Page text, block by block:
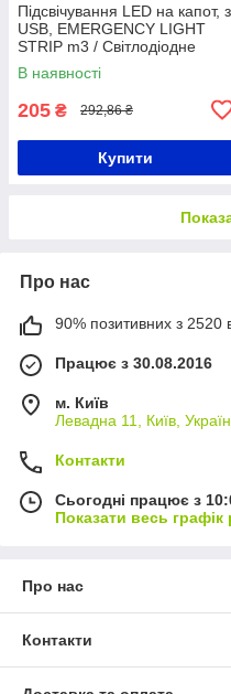
Підсвічування LED на капот, з
USB, EMERGENCY LIGHT
STRIP m3 / Світлодіодне
підсвічування для капота
автомобіля
В наявності
205 ₴ 292,86 ₴
Купити
Про нас
90% позитивних з 2520
Працює з 30.08.2016
м. Київ
Левадна 11, Київ,
Контакти
Сьогодні працює з
Показати весь графік
Про нас
Контакти